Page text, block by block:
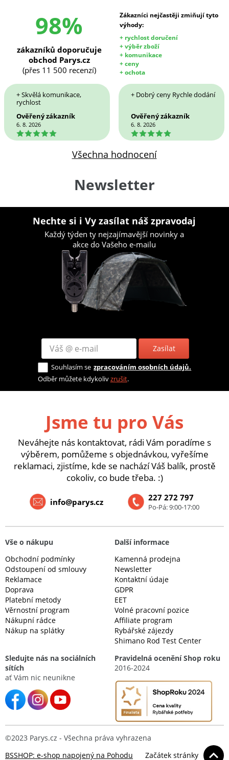
98%
Zákazníci nejčastěji zmiňují tyto
výhody:
+ rychlost doručení
+ výběr zboží
+ komunikace
+ ceny
+ ochota
zákazníků doporučuje
obchod Parys.cz
(přes 11 500 recenzí)
+ Skvělá komunikace,
rychlost
Ověřený zákazník
6. 8. 2026
5
+ Dobrý ceny Rychle dodání
Ověřený zákazník
6. 8. 2026
5
Všechna hodnocení
Newsletter
Nechte si i Vy zasílat náš zpravodaj
Každý týden ty nejzajímavější novinky a
akce do Vašeho e-mailu
Zasílat
Souhlasím se zpracováním osobních údajů.
Odběr můžete kdykolivzrušit.
Jsme tu pro Vás
Neváhejte nás kontaktovat, rádi Vám poradíme s
výběrem, pomůžeme s objednávkou, vyřešíme
reklamaci, zjistíme, kde se nachází Váš balík, prostě
cokoliv, co bude třeba. :)
227 272 797
Po-Pá: 9:00-17:00
info@parys.cz
Vše o nákupu
Obchodní podmínky
Odstoupení od smlouvy
Reklamace
Doprava
Platební metody
Věrnostní program
Nákupní rádce
Nákup na splátky
Další informace
Kamenná prodejna
Newsletter
Kontaktní údaje
GDPR
EET
Volné pracovní pozice
Affiliate program
Rybářské zájezdy
Shimano Rod Test Center
Sledujte nás na sociálních
sítích
ať Vám nic neunikne
Pravidelná ocenění Shop roku
2016-2024
©2023 Parys.cz - Všechna práva vyhrazena
BSSHOP: e-shop napojený na Pohodu
Začátek stránky